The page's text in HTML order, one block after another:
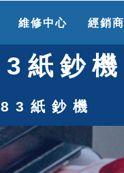
維修中心 經銷商
紙鈔機
紙鈔機